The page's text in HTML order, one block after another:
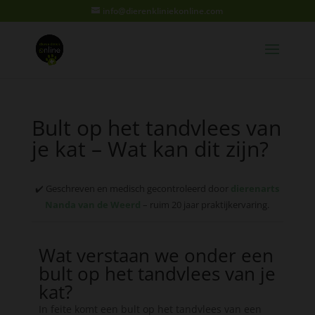
info@dierenkliniekonline.com
Bult op het tandvlees van
je kat – Wat kan dit zijn?
✔️ Geschreven en medisch gecontroleerd door
– ruim 20 jaar praktijkervaring.
Wat verstaan we onder een
bult op het tandvlees van je
kat?